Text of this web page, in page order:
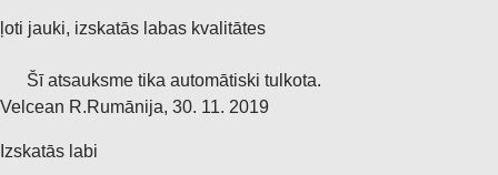
ļoti jauki, izskatās labas kvalitātes
Šī atsauksme tika automātiski tulkota.
Velcean R.Rumānija, 30. 11. 2019
Izskatās labi